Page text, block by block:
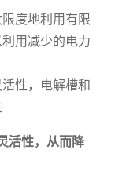
度地利用有限
用减少的电力
性，电解槽和
活性，从而降